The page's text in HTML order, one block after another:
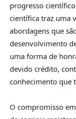
progresso
científica traz uma
abordagens que
desenvolvimento
uma forma de
devido crédito,
conhecimento que
O compromisso